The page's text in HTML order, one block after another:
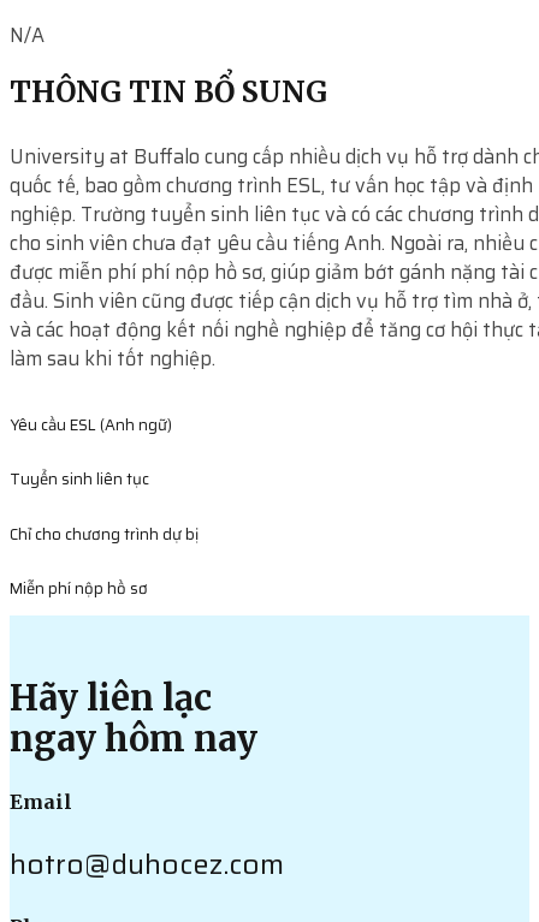
THÔNG TIN BỔ SUNG
University at Buffalo cung cấp nhiều dịch vụ hỗ trợ dành
quốc tế, bao gồm chương trình ESL, tư vấn học tập và
nghiệp. Trường tuyển sinh liên tục và có các chương trình
cho sinh viên chưa đạt yêu cầu tiếng Anh. Ngoài ra, nhiều
được miễn phí phí nộp hồ sơ, giúp giảm bớt gánh nặng tài
đầu. Sinh viên cũng được tiếp cận dịch vụ hỗ trợ tìm nhà
và các hoạt động kết nối nghề nghiệp để tăng cơ hội thực
làm sau khi tốt nghiệp.
Yêu cầu ESL (Anh ngữ)
Tuyển sinh liên tục
Chỉ cho chương trình dự bị
Miễn phí nộp hồ sơ
N/A
Hãy liên lạc
ngay hôm nay
Email
hotro@duhocez.com